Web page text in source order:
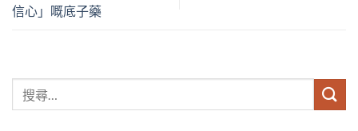
信心」嘅底子藥